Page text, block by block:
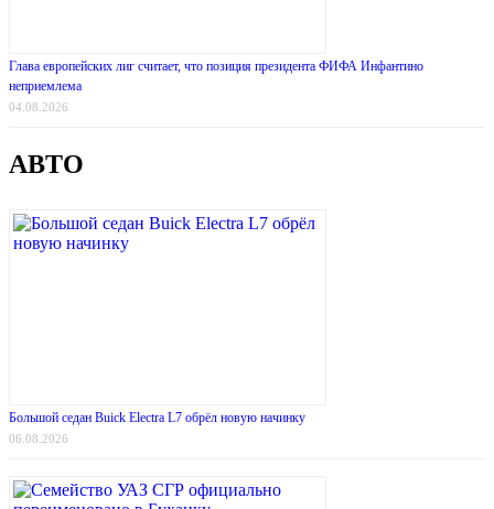
Глава европейских лиг считает, что позиция президента ФИФА Инфантино
неприемлема
04.08.2026
АВТО
Большой седан Buick Electra L7 обрёл новую начинку
06.08.2026